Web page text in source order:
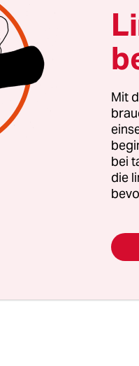
Die
Song „You can’t
besser in dieser?
Mit
bei
die